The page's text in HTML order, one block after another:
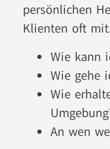
persönlichen
Klienten oft
Wie kann
Wie gehe
Wie
An wen